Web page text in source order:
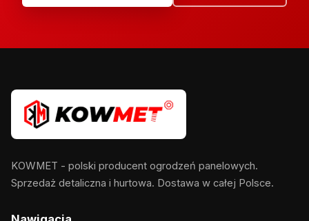
KOWMET - polski producent ogrodzeń panelowych.
Sprzedaż detaliczna i hurtowa. Dostawa w całej Polsce.